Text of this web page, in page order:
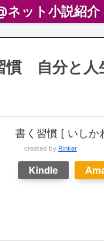
ネット小説紹介
慣 自分と
書く習慣 [ いしか
created by Rinker
Kindle